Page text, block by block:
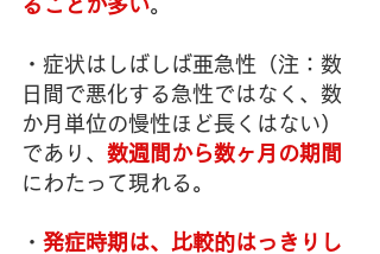
ることが多い。
・症状はしばしば亜急性（注：数
日間で悪化する急性ではなく、数
か月単位の慢性ほど長くはない）
であり、 数週間から数ヶ月の期間
にわたって現れる。
・ 発症時期は、比較的はっきりし